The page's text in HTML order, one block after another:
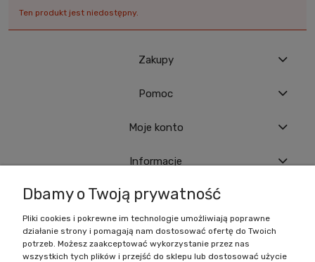
Ten produkt jest niedostępny.
Zakupy
Pomoc
Moje konto
Informacje
Battlecult | ul. Benedykta Dybowskiego 45/7, 41-208 Sosnowiec, woj.
śląskie | Email:kontakt@battlecult.plTel.: 669966242 | NIP:
6443563610 REGON: 520502331
Dbamy o Twoją prywatność
Pliki cookies i pokrewne im technologie umożliwiają poprawne
działanie strony i pomagają nam dostosować ofertę do Twoich
potrzeb. Możesz zaakceptować wykorzystanie przez nas
wszystkich tych plików i przejść do sklepu lub dostosować użycie